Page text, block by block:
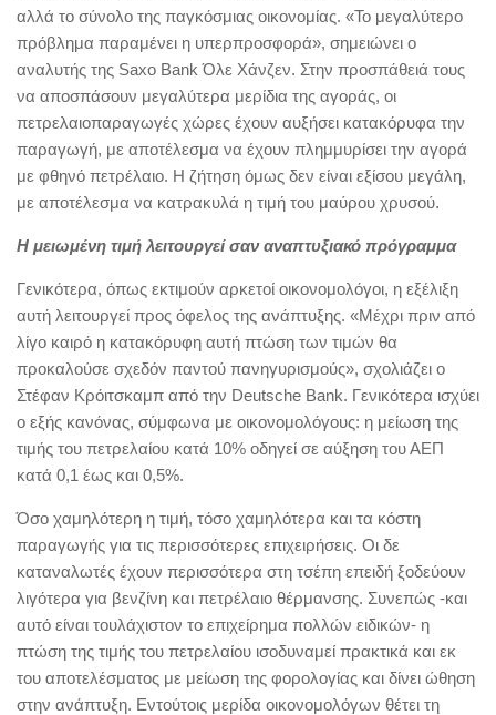
αλλά το σύνολο της παγκόσμιας οικονομίας. «Το μεγαλύτερο
πρόβλημα παραμένει η υπερπροσφορά», σημειώνει ο
αναλυτής της Saxo Bank Όλε Χάνζεν. Στην προσπάθειά τους
να αποσπάσουν μεγαλύτερα μερίδια της αγοράς, οι
πετρελαιοπαραγωγές χώρες έχουν αυξήσει κατακόρυφα την
παραγωγή, με αποτέλεσμα να έχουν πλημμυρίσει την αγορά
με φθηνό πετρέλαιο. Η ζήτηση όμως δεν είναι εξίσου μεγάλη,
με αποτέλεσμα να κατρακυλά η τιμή του μαύρου χρυσού.
Η μειωμένη τιμή λειτουργεί σαν αναπτυξιακό πρόγραμμα
Γενικότερα, όπως εκτιμούν αρκετοί οικονομολόγοι, η εξέλιξη
αυτή λειτουργεί προς όφελος της ανάπτυξης. «Μέχρι πριν από
λίγο καιρό η κατακόρυφη αυτή πτώση των τιμών θα
προκαλούσε σχεδόν παντού πανηγυρισμούς», σχολιάζει ο
Στέφαν Κρόιτσκαμπ από την Deutsche Bank. Γενικότερα ισχύει
ο εξής κανόνας, σύμφωνα με οικονομολόγους: η μείωση της
τιμής του πετρελαίου κατά 10% οδηγεί σε αύξηση του ΑΕΠ
κατά 0,1 έως και 0,5%.
Όσο χαμηλότερη η τιμή, τόσο χαμηλότερα και τα κόστη
παραγωγής για τις περισσότερες επιχειρήσεις. Οι δε
καταναλωτές έχουν περισσότερα στη τσέπη επειδή ξοδεύουν
λιγότερα για βενζίνη και πετρέλαιο θέρμανσης. Συνεπώς -και
αυτό είναι τουλάχιστον το επιχείρημα πολλών ειδικών- η
πτώση της τιμής του πετρελαίου ισοδυναμεί πρακτικά και εκ
του αποτελέσματος με μείωση της φορολογίας και δίνει ώθηση
στην ανάπτυξη. Εντούτοις μερίδα οικονομολόγων θέτει τη